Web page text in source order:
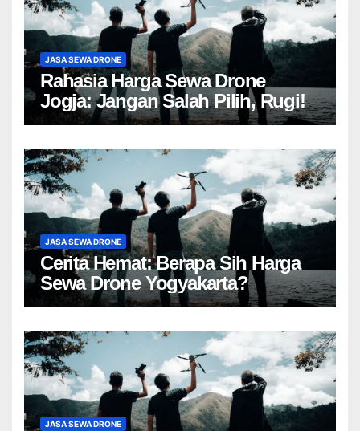
JASA SEWA DRONE
Rahasia Harga Sewa Drone
Jogja: Jangan Salah Pilih, Rugi!
JASA SEWA DRONE
Cerita Hemat: Berapa Sih Harga
Sewa Drone Yogyakarta?
JASA SEWA DRONE